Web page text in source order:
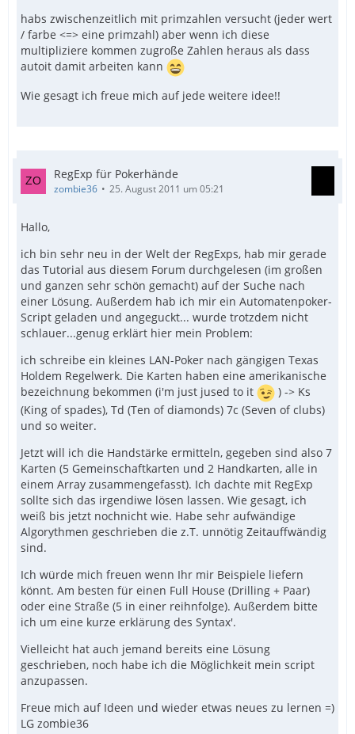
habs zwischenzeitlich mit primzahlen versucht (jeder wert
/ farbe <=> eine primzahl) aber wenn ich diese
multipliziere kommen zugroße Zahlen heraus als dass
autoit damit arbeiten kann
Wie gesagt ich freue mich auf jede weitere idee!!
RegExp für Pokerhände
zombie36 25. August 2011 um 05:21
Hallo,
ich bin sehr neu in der Welt der RegExps, hab mir gerade
das Tutorial aus diesem Forum durchgelesen (im großen
und ganzen sehr schön gemacht) auf der Suche nach
einer Lösung. Außerdem hab ich mir ein Automatenpoker-
Script geladen und angeguckt... wurde trotzdem nicht
schlauer...genug erklärt hier mein Problem:
ich schreibe ein kleines LAN-Poker nach gängigen Texas
Holdem Regelwerk. Die Karten haben eine amerikanische
bezeichnung bekommen (i'm just jused to it
) -> Ks
(King of spades), Td (Ten of diamonds) 7c (Seven of clubs)
und so weiter.
Jetzt will ich die Handstärke ermitteln, gegeben sind also 7
Karten (5 Gemeinschaftkarten und 2 Handkarten, alle in
einem Array zusammengefasst). Ich dachte mit RegExp
sollte sich das irgendiwe lösen lassen. Wie gesagt, ich
weiß bis jetzt nochnicht wie. Habe sehr aufwändige
Algorythmen geschrieben die z.T. unnötig Zeitauffwändig
sind.
Ich würde mich freuen wenn Ihr mir Beispiele liefern
könnt. Am besten für einen Full House (Drilling + Paar)
oder eine Straße (5 in einer reihnfolge). Außerdem bitte
ich um eine kurze erklärung des Syntax'.
Vielleicht hat auch jemand bereits eine Lösung
geschrieben, noch habe ich die Möglichkeit mein script
anzupassen.
Freue mich auf Ideen und wieder etwas neues zu lernen =)
LG zombie36